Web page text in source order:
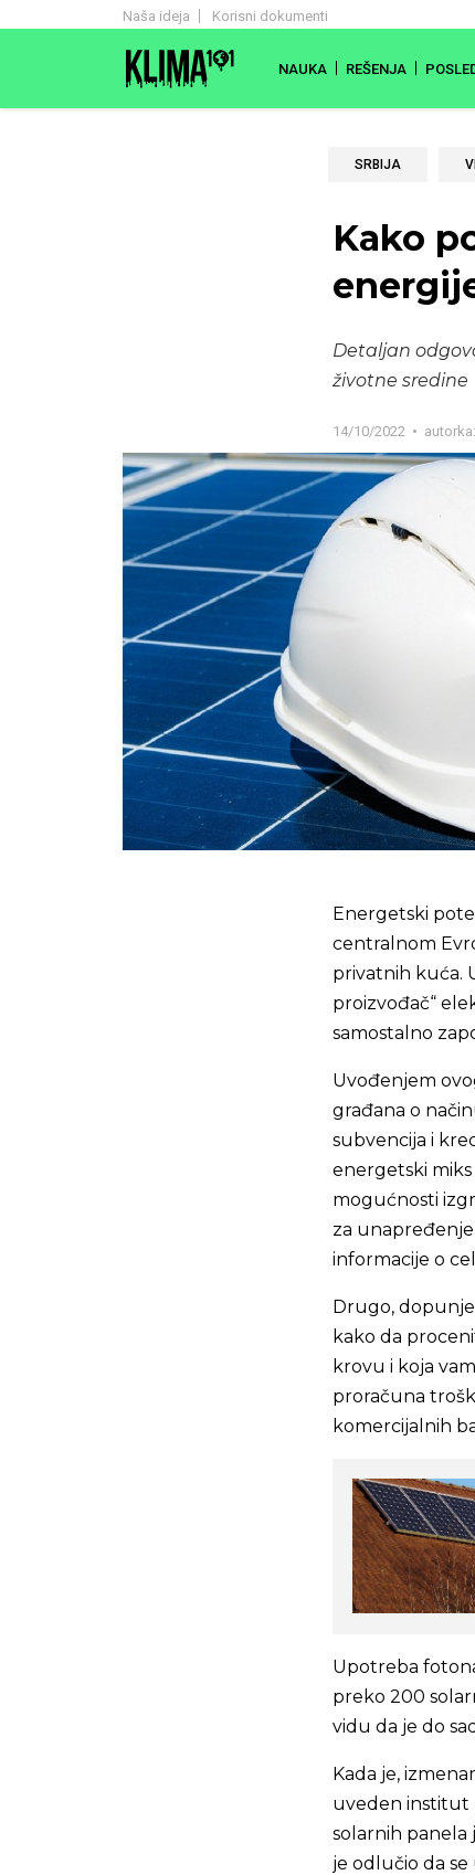
Naša ideja Korisni dokumenti
NAUKA REŠENJA
SRBIJA
Kako
Detaljan
životne sredine
14/10/2022 autorka:
Energetski
centralnom
privatnih kuća.
proizvođač“
samostalno
Uvođenjem
građana o
subvencija i
energetski
mogućnosti
za
informacije o
Drugo,
kako da
krovu i koja
proračuna
komercijalnih
Upotreba
preko 200
vidu da je do
Kada je,
uveden institut
solarnih panela
je odlučio da